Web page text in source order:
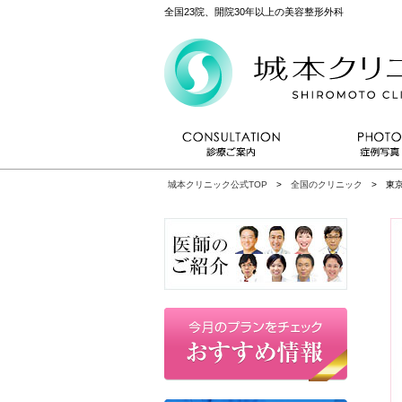
全国23院、開院30年以上の美容整形外科
城本クリニック公式TOP > 全国のクリニック > 東京